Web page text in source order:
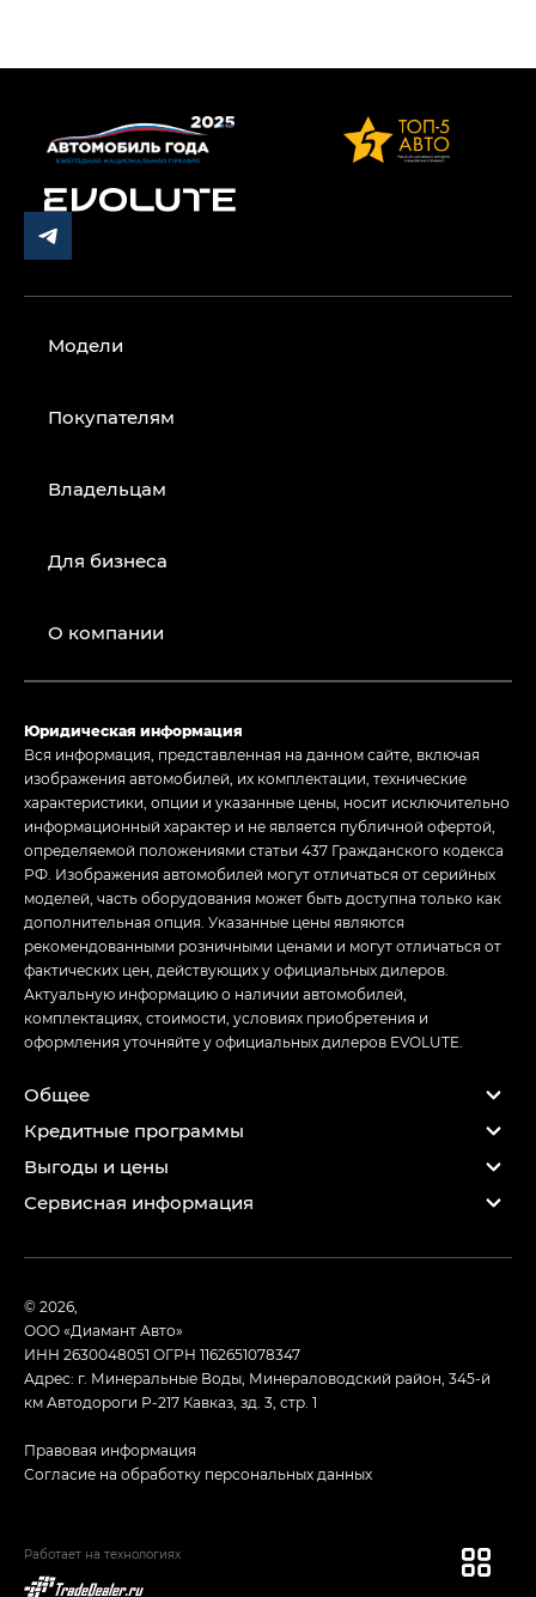
Модели
Покупателям
Владельцам
Для бизнеса
О компании
Юридическая информация
Вся информация, представленная на данном сайте, включая
изображения автомобилей, их комплектации, технические
характеристики, опции и указанные цены, носит исключительно
информационный характер и не является публичной офертой,
определяемой положениями статьи 437 Гражданского кодекса
РФ. Изображения автомобилей могут отличаться от серийных
моделей, часть оборудования может быть доступна только как
дополнительная опция. Указанные цены являются
рекомендованными розничными ценами и могут отличаться от
фактических цен, действующих у официальных дилеров.
Актуальную информацию о наличии автомобилей,
комплектациях, стоимости, условиях приобретения и
оформления уточняйте у официальных дилеров EVOLUTE.
Общее
Кредитные программы
Выгоды и цены
Сервисная информация
© 2026,
ООО «Диамант Авто»
ИНН 2630048051 ОГРН 1162651078347
Адрес: г. Минеральные Воды, Минераловодский район, 345-й
км Автодороги Р-217 Кавказ, зд. 3, стр. 1
Правовая информация
Согласие на обработку персональных данных
Работает на технологиях